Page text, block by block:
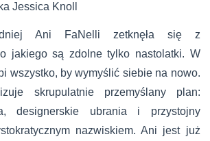
Jessica Knoll
Ani FaNelli zetknęła się z
jakiego są zdolne tylko nastolatki. W
wszystko, by wymyślić siebie na nowo.
skrupulatnie przemyślany plan:
designerskie ubrania i przystojny
nazwiskiem. Ani jest już